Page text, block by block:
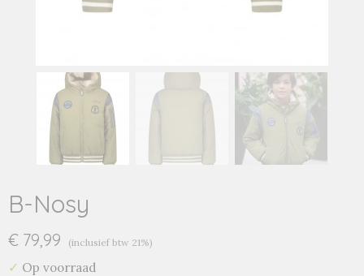
B-Nosy
€ 79,99 (inclusief btw 21%)
✓ Op voorraad